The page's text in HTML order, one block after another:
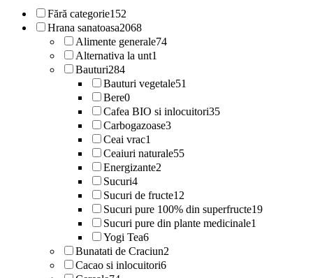
Fără categorie152
Hrana sanatoasa2068
Alimente generale74
Alternativa la unt1
Bauturi284
Bauturi vegetale51
Bere0
Cafea BIO si inlocuitori35
Carbogazoase3
Ceai vrac1
Ceaiuri naturale55
Energizante2
Sucuri4
Sucuri de fructe12
Sucuri pure 100% din superfructe19
Sucuri pure din plante medicinale1
Yogi Tea6
Bunatati de Craciun2
Cacao si inlocuitori6